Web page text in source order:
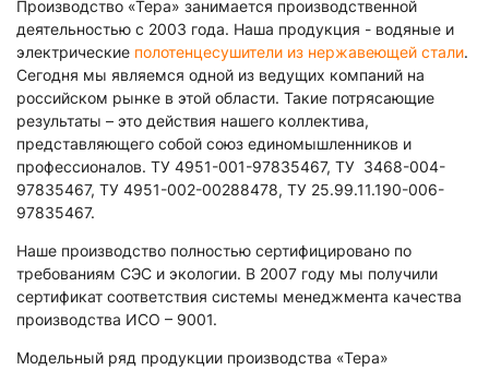
Производство «Тера» занимается производственной
деятельностью с 2003 года. Наша продукция - водяные и
электрические полотенцесушители из нержавеющей стали.
Сегодня мы являемся одной из ведущих компаний на
российском рынке в этой области. Такие потрясающие
результаты – это действия нашего коллектива,
представляющего собой союз единомышленников и
профессионалов. ТУ 4951-001-97835467, ТУ 3468-004-
97835467, ТУ 4951-002-00288478, ТУ 25.99.11.190-006-
97835467.
Наше производство полностью сертифицировано по
требованиям СЭС и экологии. В 2007 году мы получили
сертификат соответствия системы менеджмента качества
производства ИСО – 9001.
Модельный ряд продукции производства «Тера»